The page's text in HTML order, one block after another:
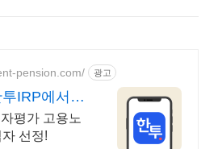
pension.com/ 광고
IRP에서
생활
평가 고용노
선정!